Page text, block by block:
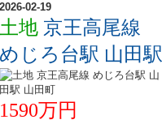
2026-02-19
土地 京王高尾線
めじろ台駅 山田駅
1590万円